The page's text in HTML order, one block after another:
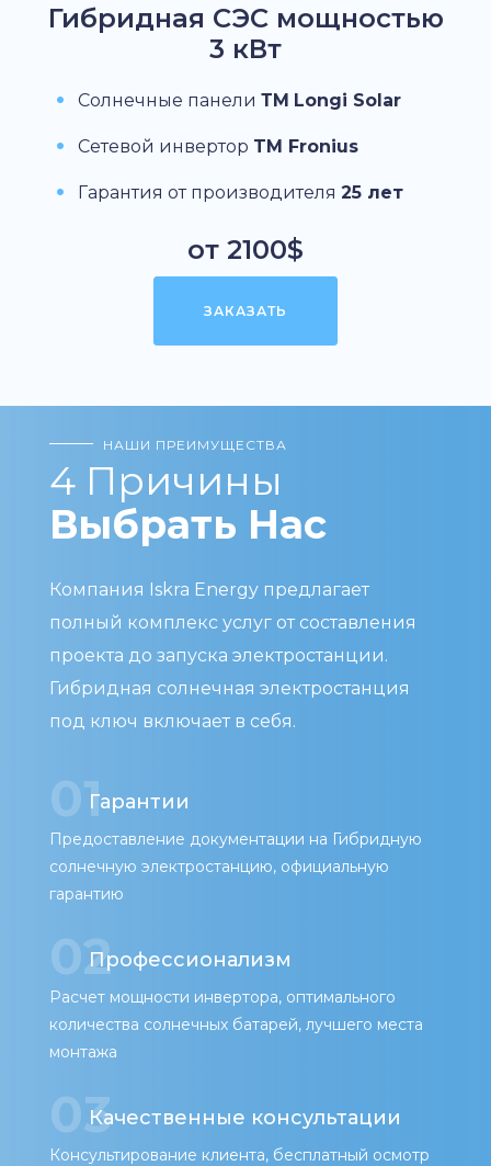
Гибридная СЭС мощностью
3 кВт
Солнечные панели ТМ Longi Solar
Сетевой инвертор TM Fronius
Гарантия от производителя 25 лет
от 2100$
ЗАКАЗАТЬ
НАШИ ПРЕИМУЩЕСТВА
4 Причины
Выбрать Нас
Компания Iskra Energy предлагает
полный комплекс услуг от составления
проекта до запуска электростанции.
Гибридная солнечная электростанция
под ключ включает в себя.
01Гарантии
Предоставление документации на Гибридную
солнечную электростанцию, официальную
гарантию
02Профессионализм
Расчет мощности инвертора, оптимального
количества солнечных батарей, лучшего места
монтажа
03Качественные консультации
Консультирование клиента, бесплатный осмотр